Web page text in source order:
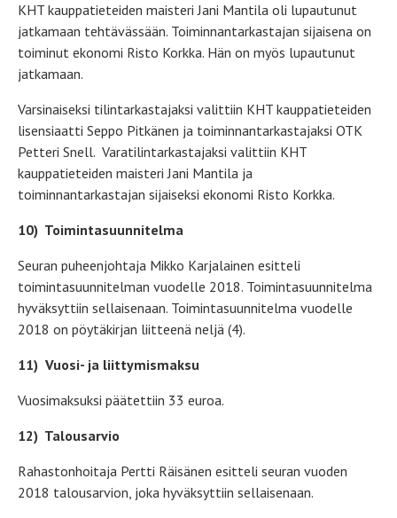
KHT kauppatieteiden maisteri Jani Mantila oli lupautunut
jatkamaan tehtävässään. Toiminnantarkastajan sijaisena on
toiminut ekonomi Risto Korkka. Hän on myös lupautunut
jatkamaan.
Varsinaiseksi tilintarkastajaksi valittiin KHT kauppatieteiden
lisensiaatti Seppo Pitkänen ja toiminnantarkastajaksi OTK
Petteri Snell. Varatilintarkastajaksi valittiin KHT
kauppatieteiden maisteri Jani Mantila ja
toiminnantarkastajan sijaiseksi ekonomi Risto Korkka.
10) Toimintasuunnitelma
Seuran puheenjohtaja Mikko Karjalainen esitteli
toimintasuunnitelman vuodelle 2018. Toimintasuunnitelma
hyväksyttiin sellaisenaan. Toimintasuunnitelma vuodelle
2018 on pöytäkirjan liitteenä neljä (4).
11) Vuosi- ja liittymismaksu
Vuosimaksuksi päätettiin 33 euroa.
12) Talousarvio
Rahastonhoitaja Pertti Räisänen esitteli seuran vuoden
2018 talousarvion, joka hyväksyttiin sellaisenaan.